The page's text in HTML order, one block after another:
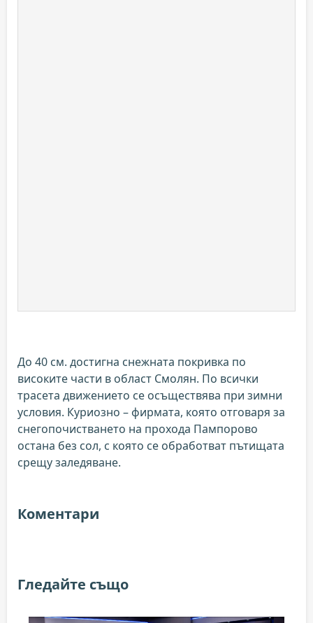
До 40 см. достигна снежната покривка по
високите части в област Смолян. По всички
трасета движението се осъществява при зимни
условия. Куриозно – фирмата, която отговаря за
снегопочистването на прохода Пампорово
остана без сол, с която се обработват пътищата
срещу заледяване.
Коментари
Гледайте също